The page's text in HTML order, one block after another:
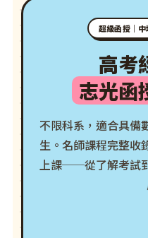
超級函授｜
高考
志光函
不限科系，適合具備
生。名師課程完整收
上課──從了解考試